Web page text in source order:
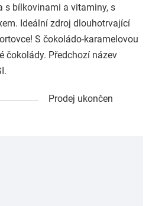
s bílkovinami a vitaminy, s
Ideální zdroj dlouhotrvající
S čokoládo-karamelovou
čokolády. Předchozí název
Prodej ukončen